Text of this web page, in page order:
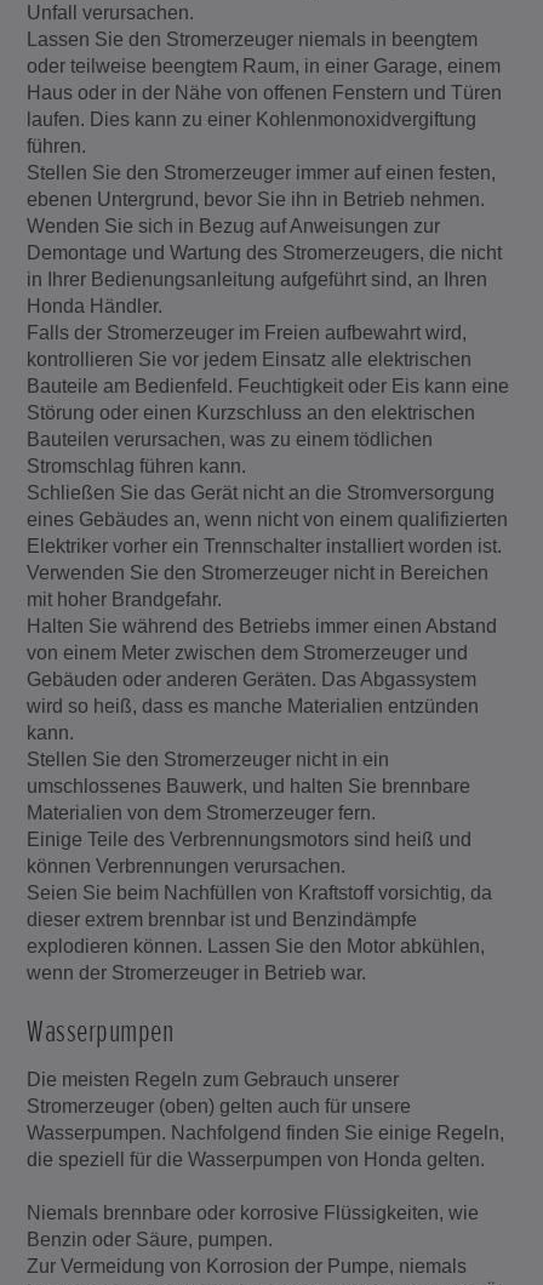
Unfall verursachen.
Lassen Sie den Stromerzeuger niemals in beengtem
oder teilweise beengtem Raum, in einer Garage, einem
Haus oder in der Nähe von offenen Fenstern und Türen
laufen. Dies kann zu einer Kohlenmonoxidvergiftung
führen.
Stellen Sie den Stromerzeuger immer auf einen festen,
ebenen Untergrund, bevor Sie ihn in Betrieb nehmen.
Wenden Sie sich in Bezug auf Anweisungen zur
Demontage und Wartung des Stromerzeugers, die nicht
in Ihrer Bedienungsanleitung aufgeführt sind, an Ihren
Honda Händler.
Falls der Stromerzeuger im Freien aufbewahrt wird,
kontrollieren Sie vor jedem Einsatz alle elektrischen
Bauteile am Bedienfeld. Feuchtigkeit oder Eis kann eine
Störung oder einen Kurzschluss an den elektrischen
Bauteilen verursachen, was zu einem tödlichen
Stromschlag führen kann.
Schließen Sie das Gerät nicht an die Stromversorgung
eines Gebäudes an, wenn nicht von einem qualifizierten
Elektriker vorher ein Trennschalter installiert worden ist.
Verwenden Sie den Stromerzeuger nicht in Bereichen
mit hoher Brandgefahr.
Halten Sie während des Betriebs immer einen Abstand
von einem Meter zwischen dem Stromerzeuger und
Gebäuden oder anderen Geräten. Das Abgassystem
wird so heiß, dass es manche Materialien entzünden
kann.
Stellen Sie den Stromerzeuger nicht in ein
umschlossenes Bauwerk, und halten Sie brennbare
Materialien von dem Stromerzeuger fern.
Einige Teile des Verbrennungsmotors sind heiß und
können Verbrennungen verursachen.
Seien Sie beim Nachfüllen von Kraftstoff vorsichtig, da
dieser extrem brennbar ist und Benzindämpfe
explodieren können. Lassen Sie den Motor abkühlen,
wenn der Stromerzeuger in Betrieb war.
Wasserpumpen
Die meisten Regeln zum Gebrauch unserer
Stromerzeuger (oben) gelten auch für unsere
Wasserpumpen. Nachfolgend finden Sie einige Regeln,
die speziell für die Wasserpumpen von Honda gelten.
Niemals brennbare oder korrosive Flüssigkeiten, wie
Benzin oder Säure, pumpen.
Zur Vermeidung von Korrosion der Pumpe, niemals